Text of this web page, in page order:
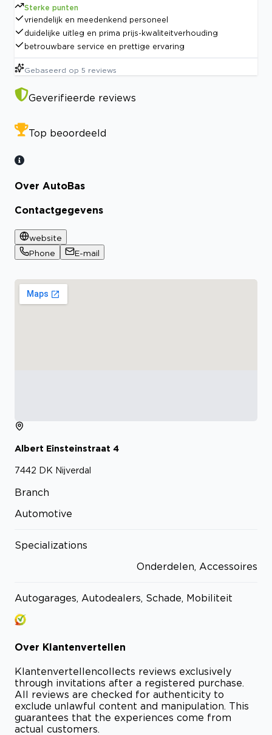
Sterke punten
vriendelijk en meedenkend personeel
duidelijke uitleg en prima prijs-kwaliteitverhouding
betrouwbare service en prettige ervaring
Gebaseerd op 5 reviews
Geverifieerde reviews
Top beoordeeld
Over AutoBas
Contactgegevens
website
Phone
E-mail
Albert Einsteinstraat 4
7442 DK Nijverdal
Branch
Automotive
Specializations
Onderdelen, Accessoires
Autogarages, Autodealers, Schade, Mobiliteit
Over Klantenvertellen
Klantenvertellencollects reviews exclusively
through invitations after a registered purchase.
All reviews are checked for authenticity to
exclude unlawful content and manipulation. This
guarantees that the experiences come from
actual customers.